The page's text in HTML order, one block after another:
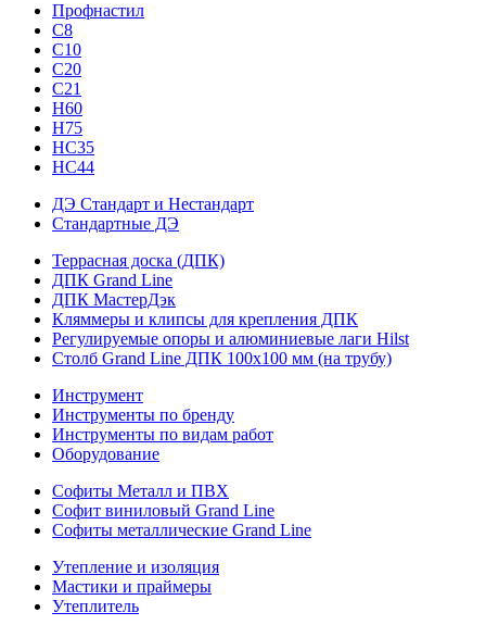
Профнастил
С8
С10
С20
С21
H60
H75
HС35
НС44
ДЭ Стандарт и Нестандарт
Стандартные ДЭ
Террасная доска (ДПК)
ДПК Grand Line
ДПК МастерДэк
Кляммеры и клипсы для крепления ДПК
Регулируемые опоры и алюминиевые лаги Hilst
Столб Grand Line ДПК 100х100 мм (на трубу)
Инструмент
Инструменты по бренду
Инструменты по видам работ
Оборудование
Софиты Металл и ПВХ
Софит виниловый Grand Line
Софиты металлические Grand Line
Утепление и изоляция
Мастики и праймеры
Утеплитель